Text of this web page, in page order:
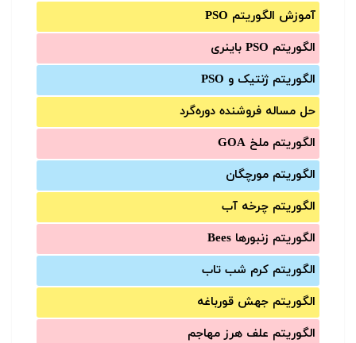
آموزش الگوریتم PSO
الگوریتم PSO باینری
الگوریتم ژنتیک و PSO
حل مساله فروشنده دوره‌گرد
الگوریتم ملخ GOA
الگوریتم مورچگان
الگوریتم چرخه آب
الگوریتم زنبورها Bees
الگوریتم کرم شب تاب
الگوریتم جهش قورباغه
الگوریتم علف هرز مهاجم